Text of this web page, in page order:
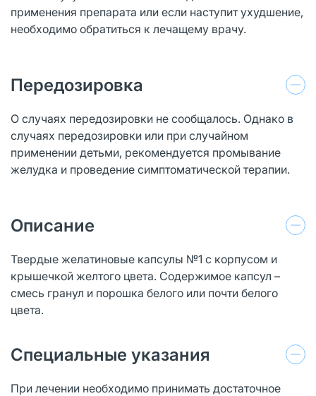
применения препарата или если наступит ухудшение,
необходимо обратиться к лечащему врачу.
Передозировка
О случаях передозировки не сообщалось. Однако в
случаях передозировки или при случайном
применении детьми, рекомендуется промывание
желудка и проведение симптоматической терапии.
Описание
Твердые желатиновые капсулы №1 с корпусом и
крышечкой желтого цвета. Содержимое капсул –
смесь гранул и порошка белого или почти белого
цвета.
Специальные указания
При лечении необходимо принимать достаточное